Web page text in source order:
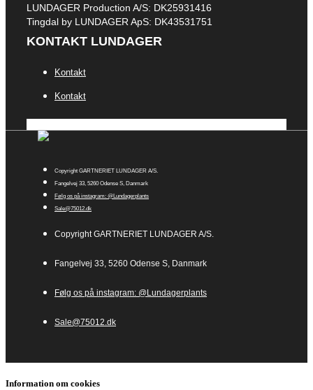
LUNDAGER Production A/S: DK25931416
Tingdal by LUNDAGER ApS: DK43531751
KONTAKT LUNDAGER
Kontakt
Kontakt
Copyright GARTNERIET LUNDAGER A/S.
Fangelvej 33, 5260 Odense S, Danmark
Følg os på instagram: @Lundagerplants
Sale@75012.dk
Copyright GARTNERIET LUNDAGER A/S.
Fangelvej 33, 5260 Odense S, Danmark
Følg os på instagram: @Lundagerplants
Sale@75012.dk
Information om cookies